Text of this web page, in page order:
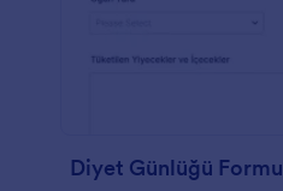
Diyet Günlüğü Formu